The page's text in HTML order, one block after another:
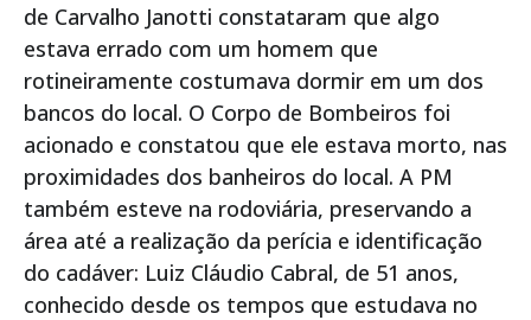
de Carvalho Janotti constataram que algo
estava errado com um homem que
rotineiramente costumava dormir em um dos
bancos do local. O Corpo de Bombeiros foi
acionado e constatou que ele estava morto, nas
proximidades dos banheiros do local. A PM
também esteve na rodoviária, preservando a
área até a realização da perícia e identificação
do cadáver: Luiz Cláudio Cabral, de 51 anos,
conhecido desde os tempos que estudava no